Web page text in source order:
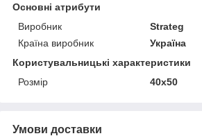
Основні атрибути
Виробник
Strateg
Країна виробник
Україна
Користувальницькі характеристики
Розмір
40х50
Умови доставки